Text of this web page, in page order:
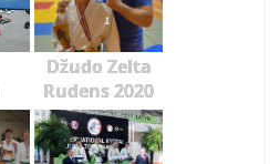
Džudo Zelta
Rudens 2020